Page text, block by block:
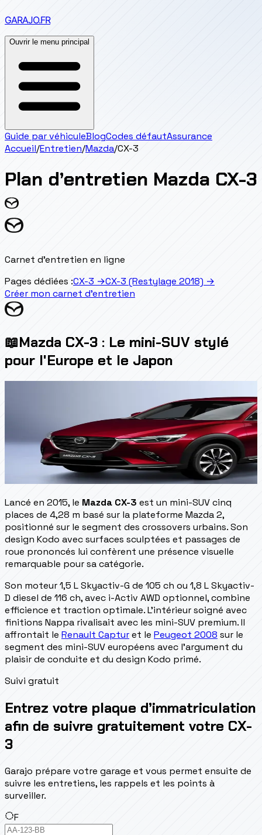
GARAJO.FR
Ouvrir le menu principal
Guide par véhiculeBlogCodes défautAssurance
Accueil/Entretien/Mazda/CX-3
Plan d’entretien Mazda CX-3
Carnet d'entretien en ligne
Pages dédiées :CX-3 →CX-3 (Restylage 2018) →
Créer mon carnet d'entretien
📖Mazda CX-3 : Le mini-SUV stylé
pour l'Europe et le Japon
Lancé en 2015, le Mazda CX-3 est un mini-SUV cinq
places de 4,28 m basé sur la plateforme Mazda 2,
positionné sur le segment des crossovers urbains. Son
design Kodo avec surfaces sculptées et passages de
roue prononcés lui confèrent une présence visuelle
remarquable pour sa catégorie.
Son moteur 1,5 L Skyactiv-G de 105 ch ou 1,8 L Skyactiv-
D diesel de 116 ch, avec i-Activ AWD optionnel, combine
efficience et traction optimale. L'intérieur soigné avec
finitions Nappa rivalisait avec les mini-SUV premium. Il
affrontait le Renault Capturet le Peugeot 2008 sur le
segment des mini-SUV européens avec l'argument du
plaisir de conduite et du design Kodo primé.
Suivi gratuit
Entrez votre plaque d’immatriculation
afin de suivre gratuitement votre CX-
3
Garajo prépare votre garage et vous permet ensuite de
suivre les entretiens, les rappels et les points à
surveiller.
F